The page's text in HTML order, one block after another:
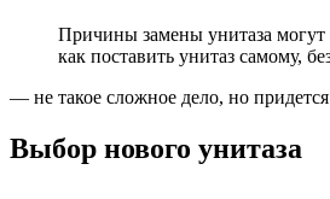
Причины замены унитаза могут
как поставить унитаз самому,
— не такое сложное дело, но
Выбор нового унитаза